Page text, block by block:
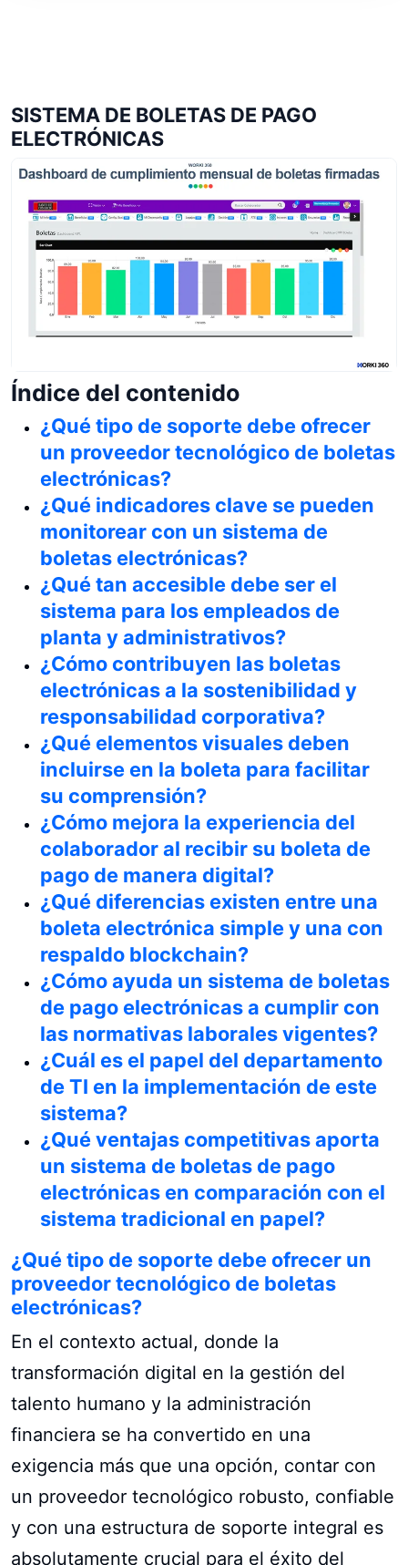
SISTEMA DE BOLETAS DE PAGO
ELECTRÓNICAS
Índice del contenido
¿Qué tipo de soporte debe ofrecer
un proveedor tecnológico de boletas
electrónicas?
¿Qué indicadores clave se pueden
monitorear con un sistema de
boletas electrónicas?
¿Qué tan accesible debe ser el
sistema para los empleados de
planta y administrativos?
¿Cómo contribuyen las boletas
electrónicas a la sostenibilidad y
responsabilidad corporativa?
¿Qué elementos visuales deben
incluirse en la boleta para facilitar
su comprensión?
¿Cómo mejora la experiencia del
colaborador al recibir su boleta de
pago de manera digital?
¿Qué diferencias existen entre una
boleta electrónica simple y una con
respaldo blockchain?
¿Cómo ayuda un sistema de boletas
de pago electrónicas a cumplir con
las normativas laborales vigentes?
¿Cuál es el papel del departamento
de TI en la implementación de este
sistema?
¿Qué ventajas competitivas aporta
un sistema de boletas de pago
electrónicas en comparación con el
sistema tradicional en papel?
¿Qué tipo de soporte debe ofrecer un
proveedor tecnológico de boletas
electrónicas?
En el contexto actual, donde la
transformación digital en la gestión del
talento humano y la administración
financiera se ha convertido en una
exigencia más que una opción, contar con
un proveedor tecnológico robusto, confiable
y con una estructura de soporte integral es
absolutamente crucial para el éxito del